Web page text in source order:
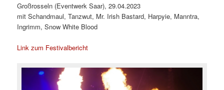
Großrosseln (Eventwerk Saar), 29.04.2023
mit Schandmaul, Tanzwut, Mr. Irish Bastard, Harpyie, Manntra,
Ingrimm, Snow White Blood
Link zum Festivalbericht